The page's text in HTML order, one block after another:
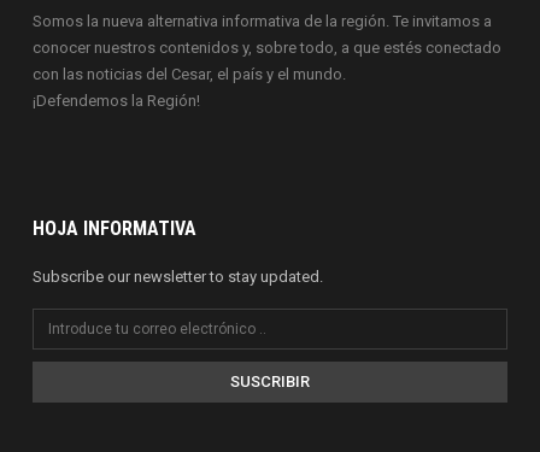
Somos la nueva alternativa informativa de la región. Te invitamos a
conocer nuestros contenidos y, sobre todo, a que estés conectado
con las noticias del Cesar, el país y el mundo.
¡Defendemos la Región!
HOJA INFORMATIVA
Subscribe our newsletter to stay updated.
SUSCRIBIR